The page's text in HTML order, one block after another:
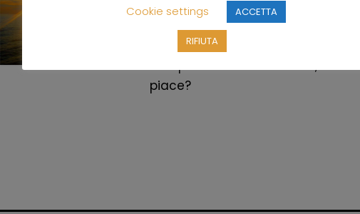
Finalmente è on line il nuovo sito di
Moonlightloren. Veste grafica
completamente rinnovata, che
piace?
Cookie settings
ACCETTA
RIFIUTA